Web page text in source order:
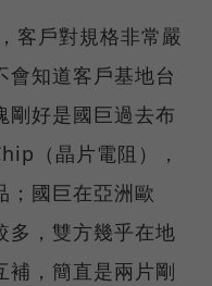
客戶對規格非常嚴
會知道客戶基地台
剛好是國巨過去布
（晶片電阻），
；國巨在亞洲歐
多，雙方幾乎在地
補，簡直是兩片剛